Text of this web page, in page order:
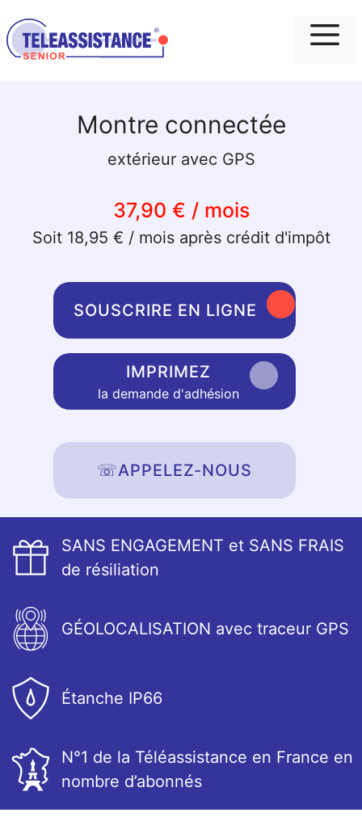
Montre connectée
extérieur avec GPS
37,90 € / mois
Soit 18,95 € / mois après crédit d'impôt
SOUSCRIRE EN LIGNE
IMPRIMEZ
la demande d'adhésion
☏APPELEZ-NOUS
SANS ENGAGEMENT et SANS FRAIS
de résiliation
GÉOLOCALISATION avec traceur GPS
Étanche IP66
N°1 de la Téléassistance en France en
nombre d’abonnés